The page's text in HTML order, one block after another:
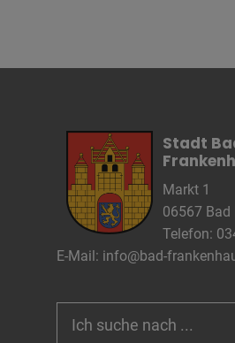
Stadt
Markt 1
06567 Bad
Telefon:
E-Mail: info@bad-
for: